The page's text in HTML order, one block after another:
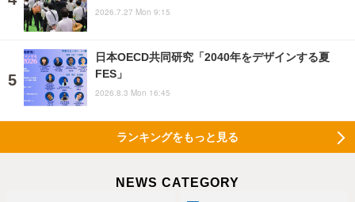
2026.7.27 Mon 9:15
日本OECD共同研究「2040年をデザインする夏
FES」
2026.8.3 Mon 16:45
ランキングをもっと見る
NEWS CATEGORY